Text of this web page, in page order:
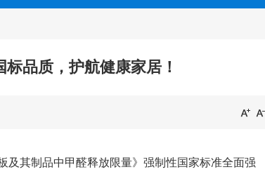
品质，护航健康家居！
及其制品中甲醛释放限量》强制性国家标准全面强